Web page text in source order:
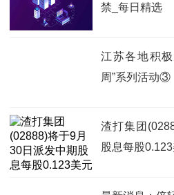
禁_每日精选
江苏各地积
周”系列活动③
渣打集团
股息每股